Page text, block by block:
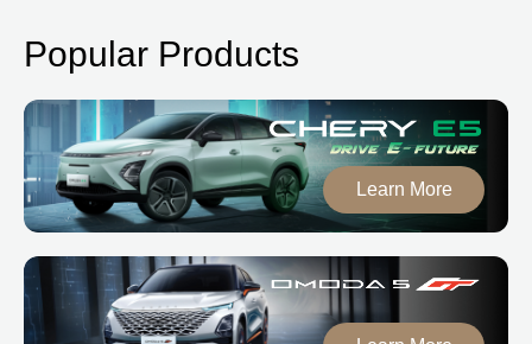
Popular Products
Learn More